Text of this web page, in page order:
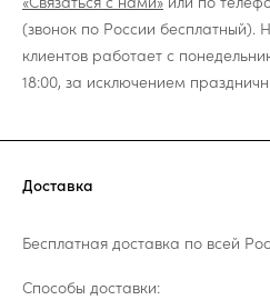
(звонок по России
клиентов работает с
18:00, за исключением
Доставка
Бесплатная доставка по всей
Способы доставки: